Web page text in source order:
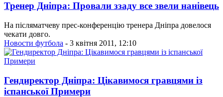
Тренер Дніпра: Провали ззаду все звели нанівець
На післяматчеву прес-конференцію тренера Дніпра довелося
чекати довго.
Новости футбола - 3 квітня 2011, 12:10
Гендиректор Дніпра: Цікавимося гравцями із
іспанської Примери